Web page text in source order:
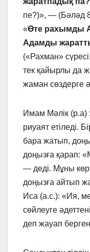
пе?)», — (Бәләд
«Өте рахымды
Адамды
(«Рахман»
тек қайырлы да
жаман сөздерге
Имам Мәлік
риуаят етіледі.
бара жатып,
доңызға қарап:
— деді. Мұны
доңызға айтып
Иса (а.с.): «Ия,
сөйлеуге
деп жауап